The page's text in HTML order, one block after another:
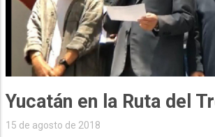
Yucatán en la Ruta del
15 de agosto de 2018